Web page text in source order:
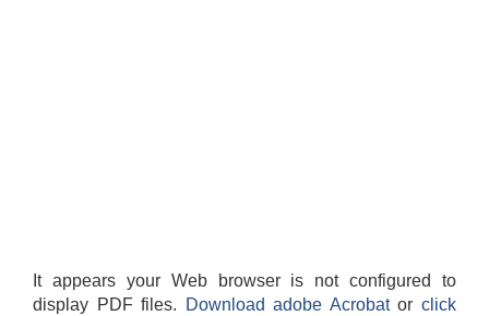
It appears your Web browser is not configured to
display PDF files.
Download adobe Acrobatorclick